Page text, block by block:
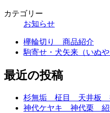
カテゴリー
お知らせ
欅輪切り 商品紹介
駒寄せ・犬矢来（いぬ
最近の投稿
杉無垢 柾目 天井板
神代ケヤキ 神代栗 紹